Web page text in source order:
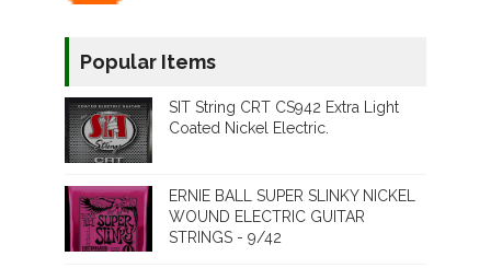
Popular Items
SIT String CRT CS942 Extra Light
Coated Nickel Electric.
ERNIE BALL SUPER SLINKY NICKEL
WOUND ELECTRIC GUITAR
STRINGS - 9/42